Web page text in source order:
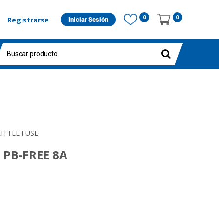
Registrarse Iniciar Sesión 0 0
FUSE
FREE 8A